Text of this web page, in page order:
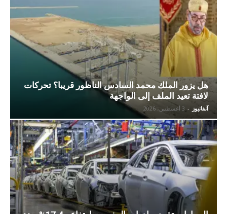
هل يزور الملك محمد السادس الناظور قريبا؟ تحركات
لافتة تعيد الملف إلى الواجهة
آنفانيوز - 3 أغسطس، 2026